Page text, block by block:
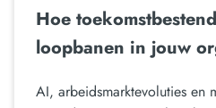
Hoe
loopbanen in jouw
AI, arbeidsmarktevoluties en